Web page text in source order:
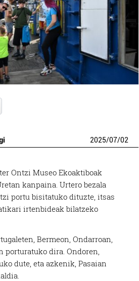
2025/07/02
Ontzi Museo Ekoaktiboak
kanpaina. Urtero bezala
portu bisitatuko dituzte, itsas
irtenbideak bilatzeko
Bermeon, Ondarroan,
porturatuko dira. Ondoren,
dute, eta azkenik, Pasaian